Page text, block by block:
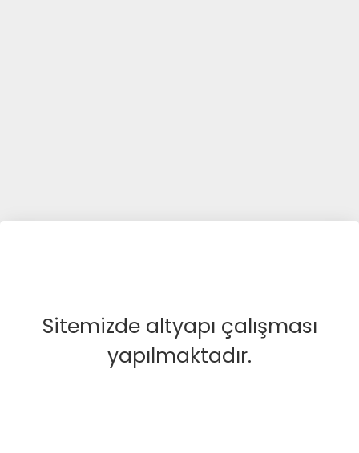
Sitemizde altyapı çalışması
yapılmaktadır.